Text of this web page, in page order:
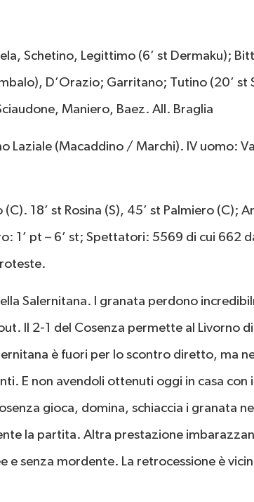
Schetino, Legittimo (6’ st Dermaku);
D’Orazio; Garritano; Tutino (20’ st
Maniero, Baez. All. Braglia
Laziale (Macaddino / Marchi). IV uomo:
18’ st Rosina (S), 45’ st Palmiero (C);
1’ pt – 6’ st; Spettatori: 5569 di cui 662
Salernitana. I granata perdono
Il 2-1 del Cosenza permette al Livorno di
è fuori per lo scontro diretto, ma
E non avendoli ottenuti oggi in casa con
gioca, domina, schiaccia i granata
la partita. Altra prestazione
e senza mordente. La retrocessione è